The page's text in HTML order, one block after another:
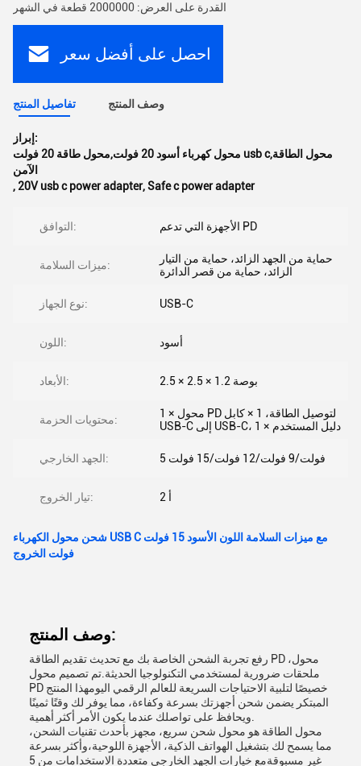
القدرة على العرض: 2000000 قطعة في الشهر
احصل على أفضل سعر
تفاصيل المنتج وصف المنتج
إبراز:
محول كهرباء أسود 20 فولت,محول طاقة 20 فولت usb c,محول الطاقة
الآمن
, 20V usb c power adapter,Safe c power adapter
التوافق: الأجهزة التي تدعم PD
ميزات السلامة:
حماية من الجهد الزائد، حماية من التيار
الزائد، حماية من قصر الدائرة
نوع الجهاز: USB-C
اللون: أسود
الأبعاد: 2.5 × 2.5 × 1.2 بوصة
محتويات الحزمة:
1 × محول PD لتوصيل الطاقة، 1 × كابل
USB-C إلى USB-C، 1 × دليل المستخدم
الجهد الخارجي: 5 فولت/9 فولت/12 فولت/15 فولت
تيار الخروج: 2 أ
شحن محول الكهرباء USB C مع ميزات السلامة اللون الأسود 15 فولت
فولت الخروج
وصف المنتج:
رفع تجربة الشحن الخاصة بك مع تحديث تقديم الطاقة PD محول،
ملحقات ضرورية لمستخدمي التكنولوجيا الحديثة.تم تصميم محول
PD خصيصًا لتلبية الاحتياجات السريعة للعالم الرقمي اليومهذا المنتج
المبتكر يضمن شحن أجهزتك بسرعة وكفاءة، مما يوفر لك وقتًا ثمينًا
محول الطاقة هو محول شحن سريع، مجهز بأحدث تقنيات الشحن،
مما يسمح لك بتشغيل الهواتف الذكية، الأجهزة اللوحية،وأكثر بسرعة
غير مسبوقةمع خيارات الجهد الخارجي متعددة الاستخدامات من 5